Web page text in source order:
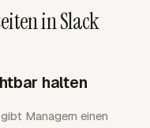
in Slack
halten
Managern einen